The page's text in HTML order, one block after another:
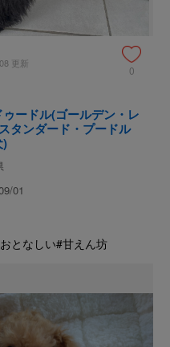
更新
0
ードル(ゴールデン・レ
タンダード・プードル
)
01
となしい#甘えん坊